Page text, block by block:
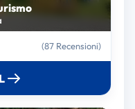
(87 Recensioni)